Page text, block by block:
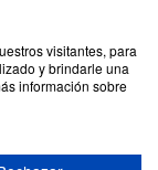
y condiciones
€ - RCS Lyon B
visitantes, para
y brindarle una
información sobre